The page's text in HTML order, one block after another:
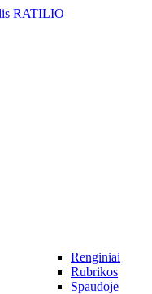
Renginiai
Rubrikos
Spaudoje